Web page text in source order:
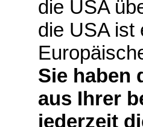
die USA
die USA ist
Sie haben
aus Ihrer
jederzeit